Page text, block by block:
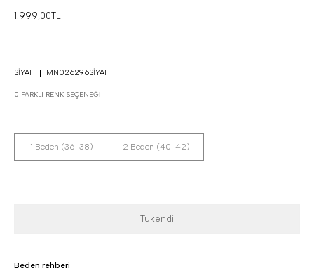
1.999,00TL
SIYAH MN026296SIYAH
0 FARKLI RENK SEÇENEĞI
1 Beden (36-38) 2 Beden (40-42)
Tükendi
Beden rehberi